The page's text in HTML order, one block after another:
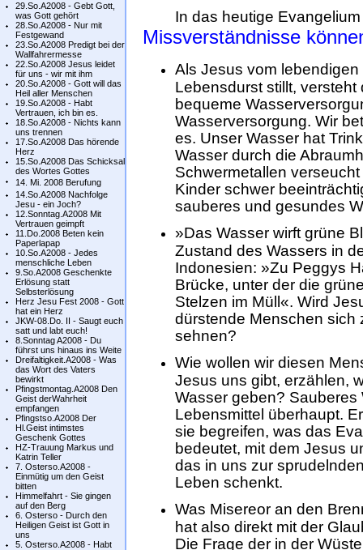
29.So.A2008 - Gebt Gott,
was Gott gehört
28.So.A2008 - Nur mit
Festgewand
23.So.A2008 Predigt bei der
Wallfahrermesse
22.So.A2008 Jesus leidet
für uns - wir mit ihm
20.So.A2008 - Gott will das
Heil aller Menschen
19.So.A2008 - Habt
Vertrauen, ich bin es.
18.So.A2008 - Nichts kann
uns trennen
17.So.A2008 Das hörende
Herz
15.So.A2008 Das Schicksal
des Wortes Gottes
14. Mi. 2008 Berufung
14.So.A2008 Nachfolge
Jesu - ein Joch?
12.Sonntag.A2008 Mit
Vertrauen geimpft
11.Do.2008 Beten kein
Paperlapap
10.So.A2008 - Jedes
menschliche Leben
9.So.A2008 Geschenkte
Erlösung statt
Selbsterlösung
Herz Jesu Fest 2008 - Gott
hat ein Herz
JKW-08.Do. II - Saugt euch
satt und labt euch!
8.Sonntag A2008 - Du
führst uns hinaus ins Weite
Dreifaltigkeit.A2008 - Was
das Wort des Vaters
bewirkt
Pfingstmontag.A2008 Den
Geist derWahrheit
empfangen
Pfingstso.A2008 Der
Hl.Geist intimstes
Geschenk Gottes
HZ-Trauung Markus und
Katrin Teller
7. Osterso.A2008 -
Einmütig um den Geist
bitten
Himmelfahrt - Sie gingen
auf den Berg
6. Osterso - Durch den
Heiligen Geist ist Gott in
uns
5. Osterso.A2008 - Habt
In das heutige
Missverständnisse
Als Jesus vom
Lebensdurst stillt,
bequeme
Wasserversorgung. Wir
es. Unser Wasser hat
Wasser durch die
Schwermetallen
Kinder schwer
sauberes und gesundes
»Das Wasser wirft grüne
Zustand des Wassers in
Indonesien: »Zu Peggys
Brücke, unter der die
Stelzen im Müll«. Wird
dürstende Menschen sich
sehnen?
Wie wollen wir diesen
Jesus uns gibt, erzählen,
Wasser geben? Sauberes
Lebensmittel überhaupt.
sie begreifen, was das
bedeutet, mit dem Jesus
das in uns zur
Leben schenkt.
Was Misereor an den
hat also direkt mit der
Die Frage der in der